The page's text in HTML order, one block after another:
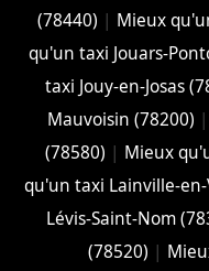
(78440) | Mieux
qu'un taxi Jouars-
taxi Jouy-en-Josas
Mauvoisin (78200) |
(78580) | Mieux
qu'un taxi Lainville-en-
Lévis-Saint-Nom
(78520) |